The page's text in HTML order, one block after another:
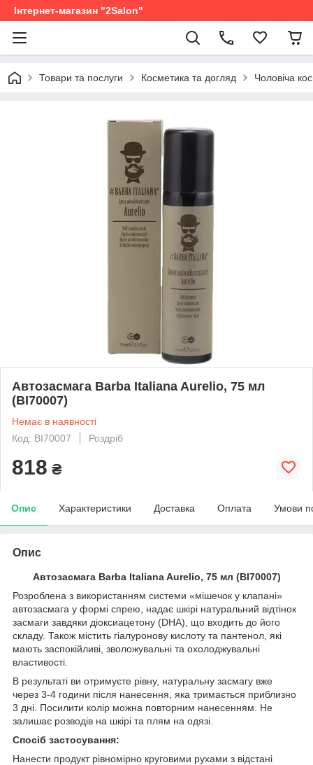
Інтернет-магазин "2Salon"
Товари та послуги Косметика та догляд Чоловіча
Автозасмага Barba Italiana Aurelio, 75 мл
(BI70007)
Немає в наявності
Код: BI70007
Роздріб
818 ₴
Опис Характеристики Доставка Оплата Умови
Опис
Автозасмага Barba Italiana Aurelio, 75 мл (BI70007)
Розроблена з використанням системи «мішечок у клапані»
автозасмага у формі спрею, надає шкірі натуральний відтінок
засмаги завдяки діоксиацетону (DHA), що входить до його
складу. Також містить гіалуронову кислоту та пантенол, які
мають заспокійливі, зволожувальні та охолоджувальні
властивості.
В результаті ви отримуєте рівну, натуральну засмагу вже
через 3-4 години після нанесення, яка тримається приблизно
3 дні. Посилити колір можна повторним нанесенням. Не
залишає розводів на шкірі та плям на одязі.
Спосіб застосування:
Нанести продукт рівномірно круговими рухами з відстані